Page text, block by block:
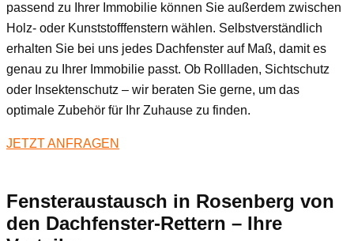
passend zu Ihrer Immobilie können Sie außerdem zwischen
Holz- oder Kunststofffenstern wählen. Selbstverständlich
erhalten Sie bei uns jedes Dachfenster auf Maß, damit es
genau zu Ihrer Immobilie passt. Ob Rollladen, Sichtschutz
oder Insektenschutz – wir beraten Sie gerne, um das
optimale Zubehör für Ihr Zuhause zu finden.
JETZT ANFRAGEN
Fensteraustausch in Rosenberg von
den Dachfenster-Rettern – Ihre